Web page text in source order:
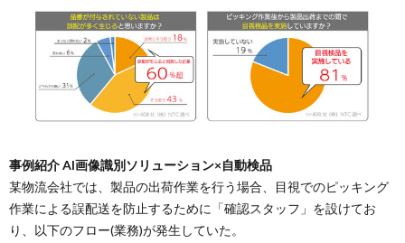
事例紹介 AI画像識別ソリューション×自動検品
某物流会社では、製品の出荷作業を行う場合、目視でのピッキング
作業による誤配送を防止するために「確認スタッフ」を設けてお
り、以下のフロー(業務)が発生していた。